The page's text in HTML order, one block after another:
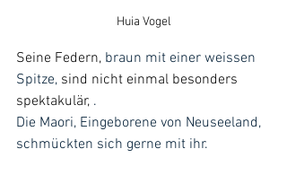
Huia Vogel
Seine Federn, braun mit einer weissen
Spitze, sind nicht einmal besonders
spektakulär, .
Die Maori, Eingeborene von Neuseeland,
schmückten sich gerne mit ihr.